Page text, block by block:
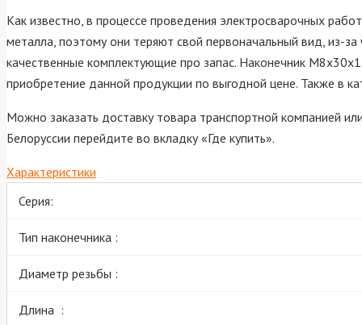
Как известно, в процессе проведения электросварочных
металла, поэтому они теряют свой первоначальный вид, из-
качественные комплектующие про запас. Наконечник
приобретение данной продукции по выгодной цене. Также в
Можно заказать доставку товара транспортной компанией
Белоруссии перейдите во вкладку «Где купить».
Характеристики
Серия:
Тип наконечника :
Диаметр резьбы :
Длина :